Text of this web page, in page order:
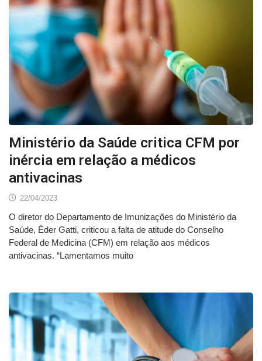
Ministério da Saúde critica CFM por
inércia em relação a médicos
antivacinas
22/04/2023
O diretor do Departamento de Imunizações do Ministério da
Saúde, Éder Gatti, criticou a falta de atitude do Conselho
Federal de Medicina (CFM) em relação aos médicos
antivacinas. “Lamentamos muito